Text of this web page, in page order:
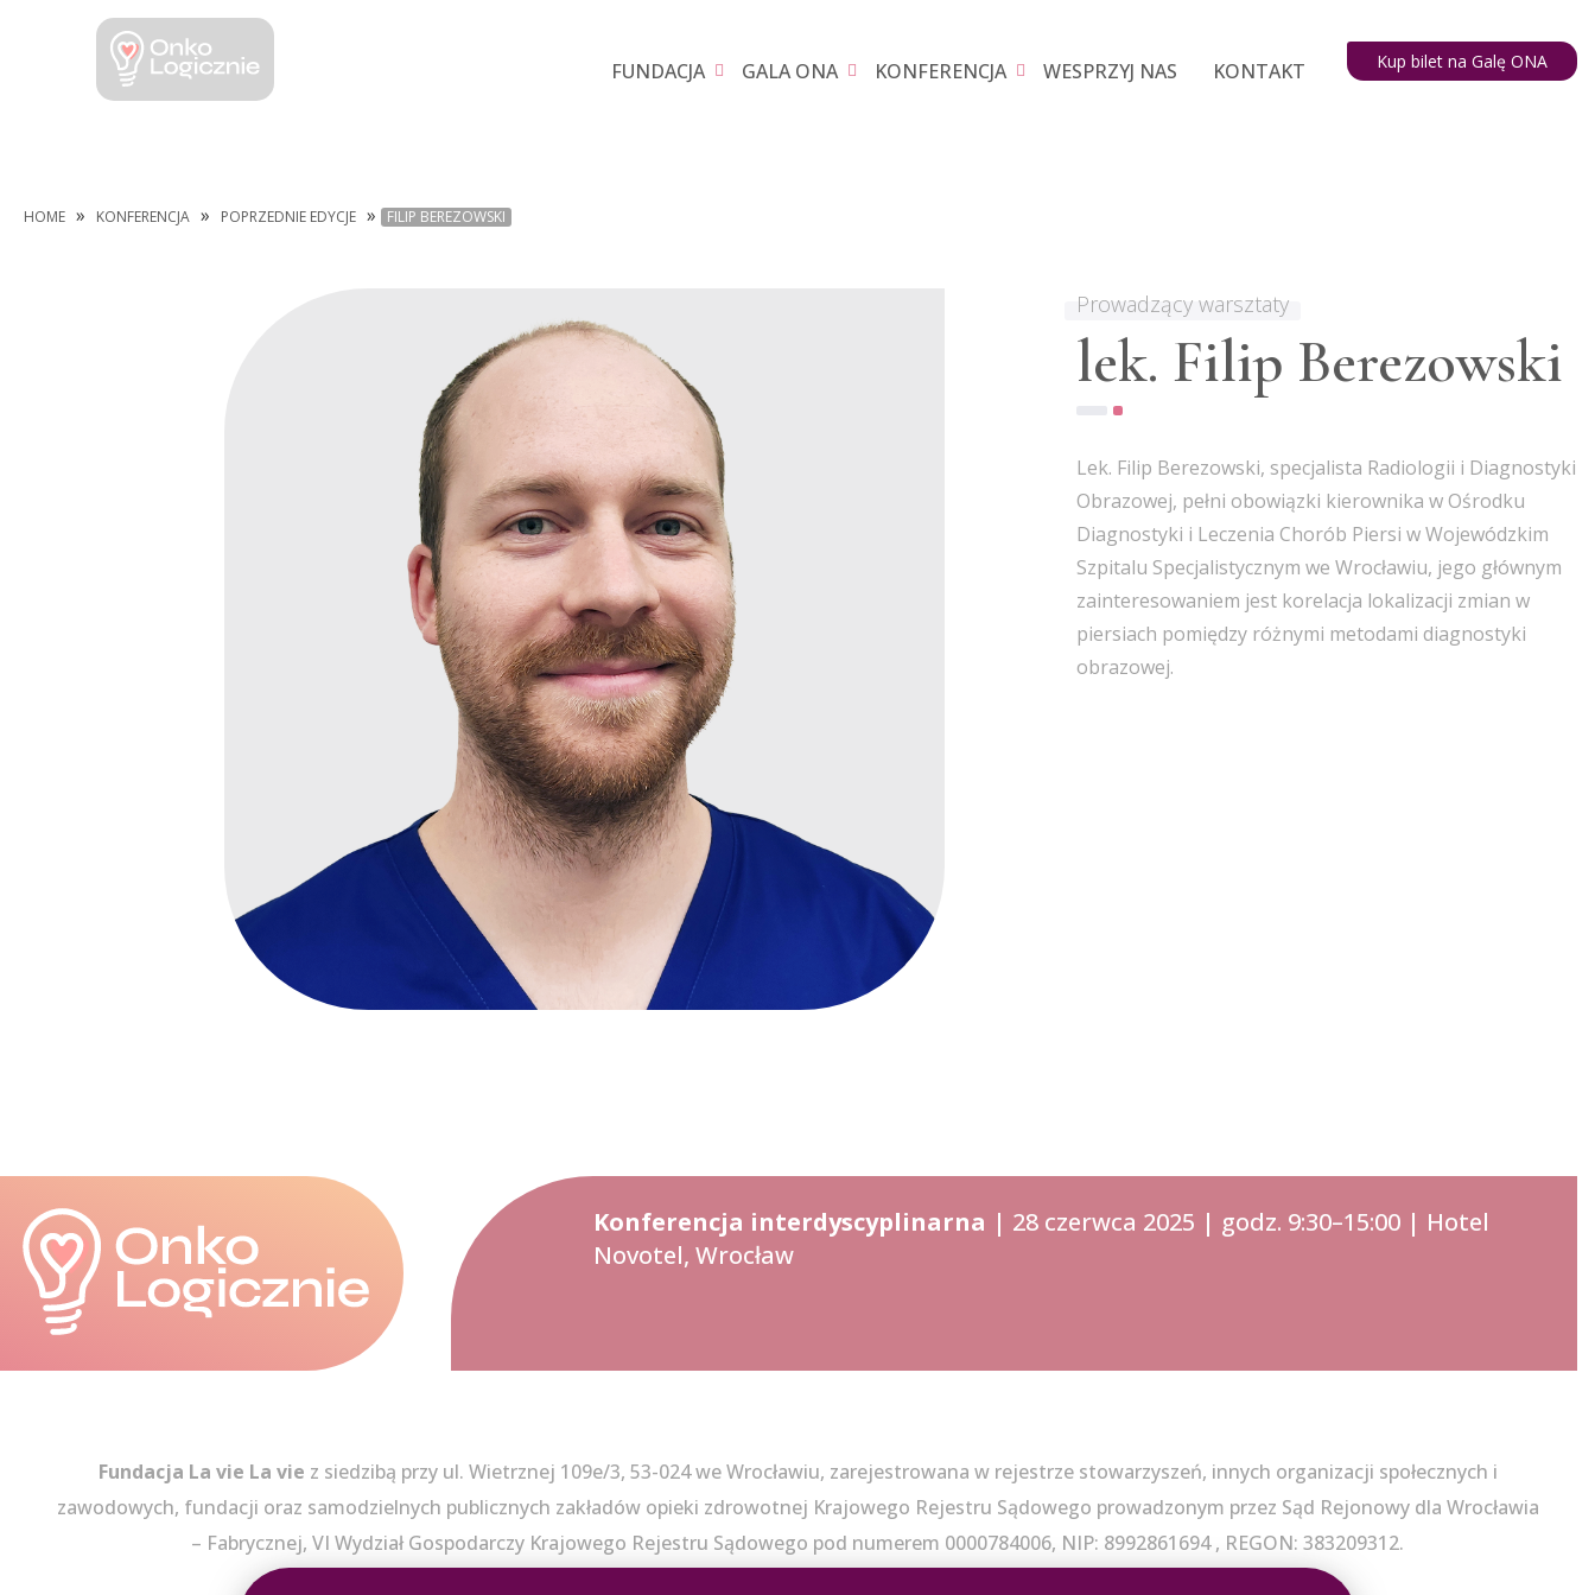
FUNDACJA GALA ONA KONFERENCJA WESPRZYJ NAS KONTAKT Kup bilet na Galę ONA
HOME » KONFERENCJA » POPRZEDNIE EDYCJE » FILIP BEREZOWSKI
Prowadzący warsztaty
lek. Filip Berezowski
Lek. Filip Berezowski, specjalista Radiologii i Diagnostyki
Obrazowej, pełni obowiązki kierownika w Ośrodku
Diagnostyki i Leczenia Chorób Piersi w Wojewódzkim
Szpitalu Specjalistycznym we Wrocławiu, jego głównym
zainteresowaniem jest korelacja lokalizacji zmian w
piersiach pomiędzy różnymi metodami diagnostyki
obrazowej.
Konferencja interdyscyplinarna | 28 czerwca 2025 | godz. 9:30–15:00 | Hotel
Novotel, Wrocław
Fundacja La vie La vie z siedzibą przy ul. Wietrznej 109e/3, 53-024 we Wrocławiu, zarejestrowana w rejestrze stowarzyszeń, innych organizacji społecznych i
zawodowych, fundacji oraz samodzielnych publicznych zakładów opieki zdrowotnej Krajowego Rejestru Sądowego prowadzonym przez Sąd Rejonowy dla Wrocławia
– Fabrycznej, VI Wydział Gospodarczy Krajowego Rejestru Sądowego pod numerem 0000784006, NIP: 8992861694 , REGON: 383209312.